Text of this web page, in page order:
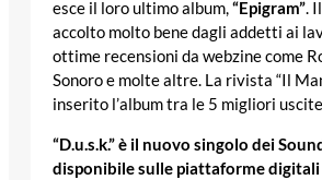
esce il loro ultimo album,“Epigram”.
accolto molto bene dagli addetti ai
ottime recensioni da webzine come
Sonoro e molte altre. La rivista “Il
inserito l’album tra le 5 migliori
“D.u.s.k.” è il nuovo singolo dei
disponibile sulle piattaforme